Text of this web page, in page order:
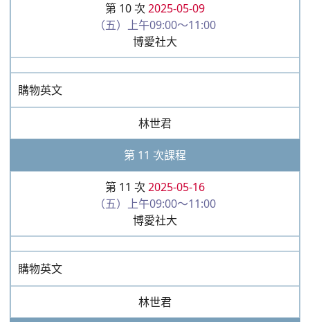
第 10 次 2025-05-09
（五）上午09:00～11:00
博愛社大
購物英文
林世君
第 11 次課程
第 11 次 2025-05-16
（五）上午09:00～11:00
博愛社大
購物英文
林世君